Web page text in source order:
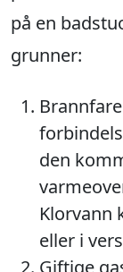
på en
grunner:
den
Klorvann
eller i